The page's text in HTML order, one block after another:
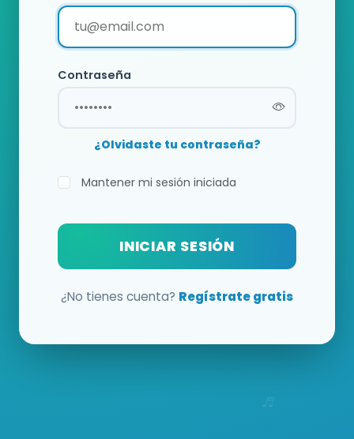
Contraseña
¿Olvidaste tu contraseña?
Mantener mi sesión iniciada
INICIAR SESIÓN
¿No tienes cuenta? Regístrate gratis